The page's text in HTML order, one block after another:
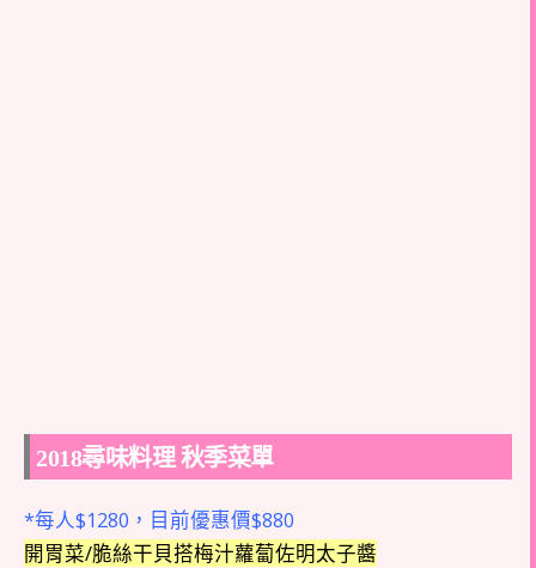
2018尋味料理 秋季菜單
*每人$1280，目前優惠價$880
開胃菜/脆絲干貝搭梅汁蘿蔔佐明太子醬